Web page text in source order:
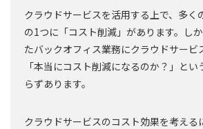
クラウドサービスを活用する上で、多く
の1つに「コスト削減」があります。し
たバックオフィス業務にクラウドサービ
「本当にコスト削減になるのか？」と
らずあります。
クラウドサービスのコスト効果を考える